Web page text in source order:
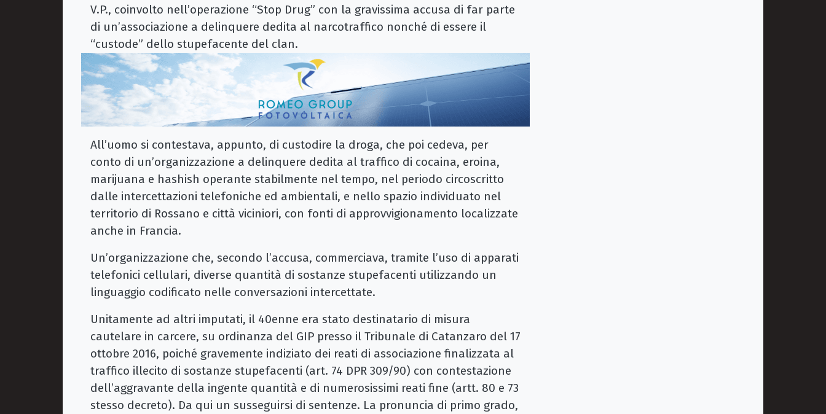
V.P., coinvolto nell’operazione “Stop Drug” con la gravissima accusa di far parte
di un’associazione a delinquere dedita al narcotraffico nonché di essere il
“custode” dello stupefacente del clan.
All’uomo si contestava, appunto, di custodire la droga, che poi cedeva, per
conto di un’organizzazione a delinquere dedita al traffico di cocaina, eroina,
marijuana e hashish operante stabilmente nel tempo, nel periodo circoscritto
dalle intercettazioni telefoniche ed ambientali, e nello spazio individuato nel
territorio di Rossano e città viciniori, con fonti di approvvigionamento localizzate
anche in Francia.
Un’organizzazione che, secondo l’accusa, commerciava, tramite l’uso di apparati
telefonici cellulari, diverse quantità di sostanze stupefacenti utilizzando un
linguaggio codificato nelle conversazioni intercettate.
Unitamente ad altri imputati, il 40enne era stato destinatario di misura
cautelare in carcere, su ordinanza del GIP presso il Tribunale di Catanzaro del 17
ottobre 2016, poiché gravemente indiziato dei reati di associazione finalizzata al
traffico illecito di sostanze stupefacenti (art. 74 DPR 309/90) con contestazione
dell’aggravante della ingente quantità e di numerosissimi reati fine (artt. 80 e 73
stesso decreto). Da qui un susseguirsi di sentenze. La pronuncia di primo grado,